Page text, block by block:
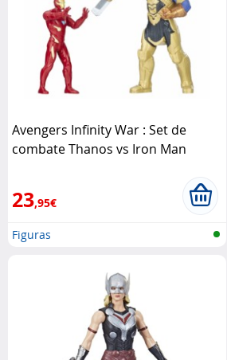
Avengers Infinity War : Set de
combate Thanos vs Iron Man
23,95€
Figuras